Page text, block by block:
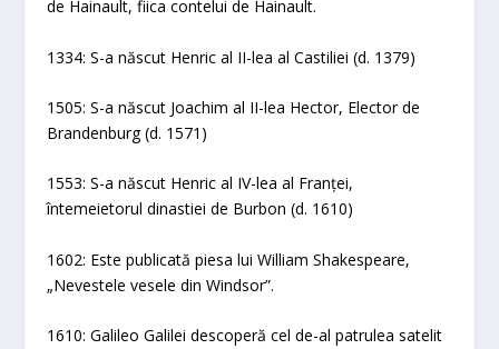
de Hainault, fiica contelui de Hainault.
1334: S-a născut Henric al II-lea al Castiliei (d. 1379)
1505: S-a născut Joachim al II-lea Hector, Elector de
Brandenburg (d. 1571)
1553: S-a născut Henric al IV-lea al Franței,
întemeietorul dinastiei de Burbon (d. 1610)
1602: Este publicată piesa lui William Shakespeare,
„Nevestele vesele din Windsor”.
1610: Galileo Galilei descoperă cel de-al patrulea satelit